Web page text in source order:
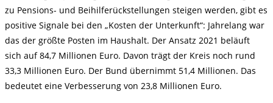
zu Pensions- und Beihilferückstellungen steigen werden, gibt es
positive Signale bei den „Kosten der Unterkunft“: Jahrelang war
das der größte Posten im Haushalt. Der Ansatz 2021 beläuft
sich auf 84,7 Millionen Euro. Davon trägt der Kreis noch rund
33,3 Millionen Euro. Der Bund übernimmt 51,4 Millionen. Das
bedeutet eine Verbesserung von 23,8 Millionen Euro.